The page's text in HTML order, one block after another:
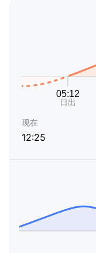
现在
12:25